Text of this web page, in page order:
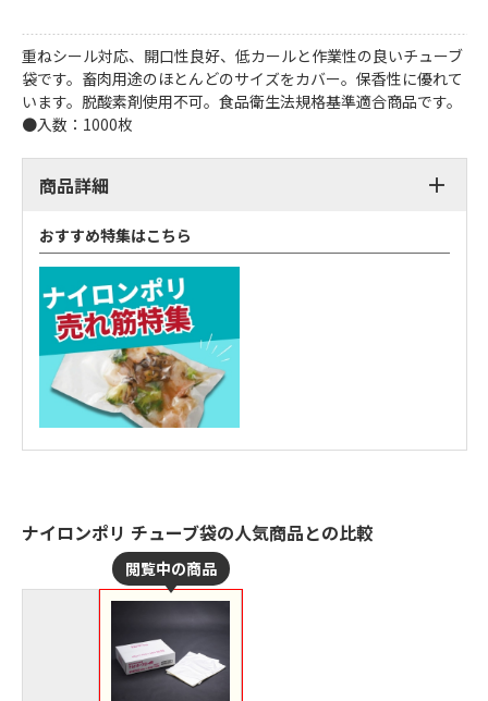
重ねシール対応、開口性良好、低カールと作業性の良いチューブ
袋です。畜肉用途のほとんどのサイズをカバー。保香性に優れて
います。脱酸素剤使用不可。食品衛生法規格基準適合商品です。
●入数：1000枚
商品詳細
おすすめ特集はこちら
ナイロンポリ チューブ袋の人気商品との比較